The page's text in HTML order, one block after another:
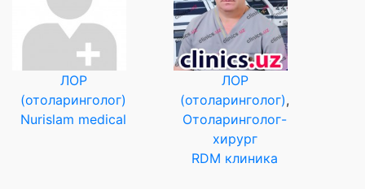
ЛОР
(отоларинголог)
Nurislam medical
ЛОР
(отоларинголог),
Отоларинголог-
хирург
RDM клиника